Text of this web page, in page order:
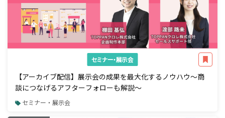
セミナー・展示会
【アーカイブ配信】展示会の成果を最大化するノウハウ～商
談につなげるアフターフォローも解説～
セミナー・展示会